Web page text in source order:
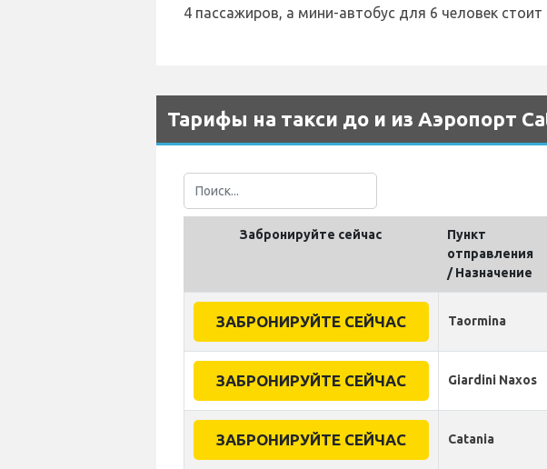
4 пассажиров, а мини-автобус для 6 человек
Тарифы на такси до и из Аэропорт
Забронируйте сейчас
Пункт
отправления
/ Назначение
ЗАБРОНИРУЙТЕ СЕЙЧАС Taormina
ЗАБРОНИРУЙТЕ СЕЙЧАС Giardini Naxos
ЗАБРОНИРУЙТЕ СЕЙЧАС Catania